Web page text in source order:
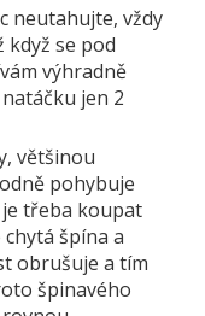
neutahujte, vždy
když se pod
výhradně
jen 2
většinou
pohybuje
třeba koupat
špína a
obrušuje a tím
špinavého